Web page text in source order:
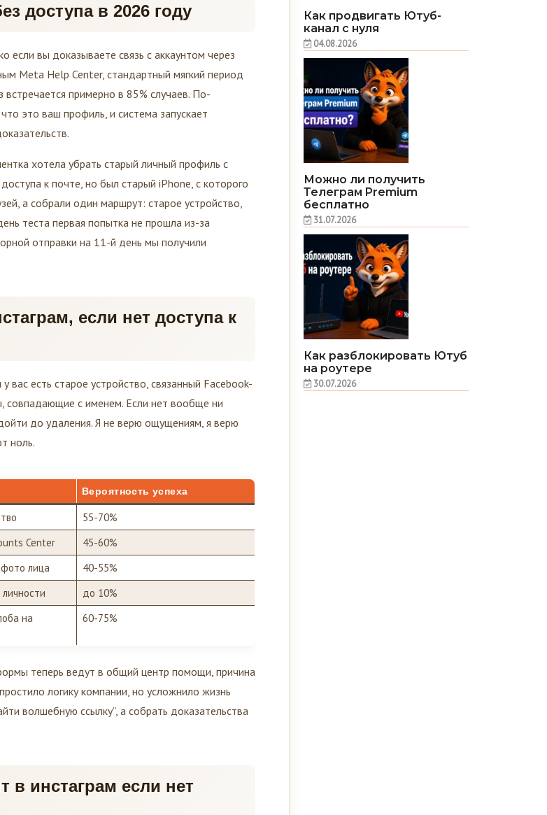
доступа в 2026 году
вы доказываете связь с аккаунтом через
Meta Help Center, стандартный мягкий период
примерно в 85% случаев. По-
это ваш профиль, и система запускает
хотела убрать старый личный профиль с
к почте, но был старый iPhone, с которого
а собрали один маршрут: старое устройство,
теста первая попытка не прошла из-за
отправки на 11-й день мы получили
если нет доступа к
есть старое устройство, связанный Facebook-
совпадающие с именем. Если нет вообще ни
до удаления. Я не верю ощущениям, я верю
ноль.
Вероятность успеха
55-70%
Center
45-60%
лица
40-55%
до 10%
на
60-75%
теперь ведут в общий центр помощи, причина
логику компании, но усложнило жизнь
волшебную ссылку”, а собрать доказательства
в инстаграм если нет
Как продвигать Ютуб-
канал с нуля
04.08.2026
Можно ли получить
Телеграм Premium
бесплатно
31.07.2026
Как разблокировать Ютуб
на роутере
30.07.2026